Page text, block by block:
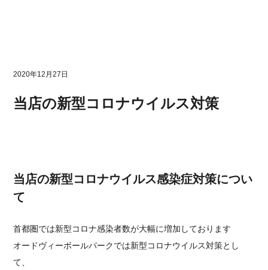
2020年12月27日
当店の新型コロナウイルス対策
当店の新型コロナウイルス感染症対策につい
て
首都圏では新型コロナ感染者数が大幅に増加しております
オードヴィーボールパークでは新型コロナウイルス対策とし
て、